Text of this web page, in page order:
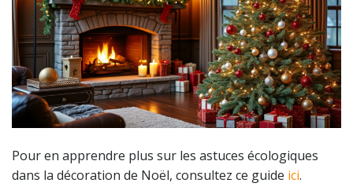
Pour en apprendre plus sur les astuces écologiques
dans la décoration de Noël, consultez ce guide ici.